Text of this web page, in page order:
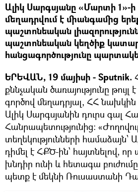
Ալիկ Սարգսյանը «Մարտի 1»-ի
մեղադրվում է միանգամից
պաշտոնեական
պաշտոնեական կեղծիք
հանցագործությունը
ԵՐԵՎԱՆ, 19 մայիսի - Sputnik.
քննչական ծառայությունը
գործով մեղադրյալ, ՀՀ
Ալիկ Սարգսյանին դուրս գալ
Հանրապետությունից:
տեղեկությունների համաձայն՝
դիմել է ՀՔԾ-ին՝ հայտնելով,
խնդիր ունի և հետագա
պետք է մեկնի Ռուսաստանի